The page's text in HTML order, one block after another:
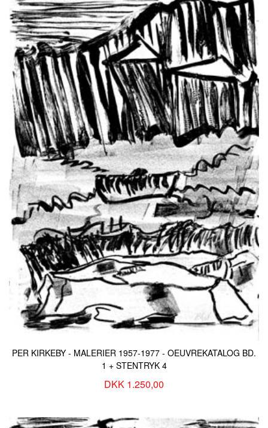
PER KIRKEBY - MALERIER 1957-1977 - OEUVREKATALOG BD.
1 + STENTRYK 4
DKK 1.250,00